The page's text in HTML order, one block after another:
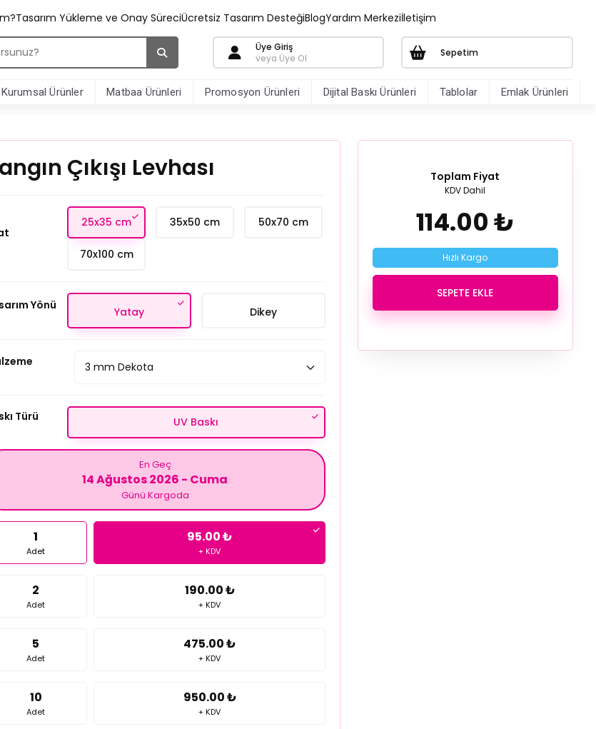
Tasarım Yükleme ve Onay SüreciÜcretsiz Tasarım DesteğiBlogYardım Merkeziİletişim
Üye Giriş
veya Üye Ol
Sepetim
Kurumsal Ürünler Matbaa Ürünleri Promosyon Ürünleri Dijital Baskı Ürünleri Tablolar Emlak Ürünleri
Çıkışı Levhası
25x35 cm 35x50 cm 50x70 cm
70x100 cm
Yönü
Yatay Dikey
Türü UV Baskı
En Geç
14 Ağustos 2026 - Cuma
Günü Kargoda
1
Adet
95.00 ₺
+ KDV
2
Adet
190.00 ₺
+ KDV
5
Adet
475.00 ₺
+ KDV
10
Adet
950.00 ₺
+ KDV
Toplam Fiyat
KDV Dahil
114.00 ₺
Hızlı Kargo
SEPETE EKLE